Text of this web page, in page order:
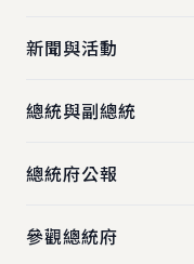
新聞與活動
總統與副總統
總統府公報
參觀總統府